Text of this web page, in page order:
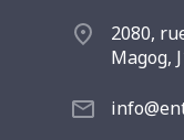
2080,
Magog,